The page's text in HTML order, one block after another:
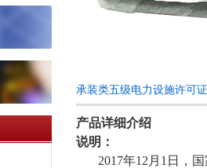
承装类五级电力设施许可
产品详细介绍
说明：
2017年12月1日，国